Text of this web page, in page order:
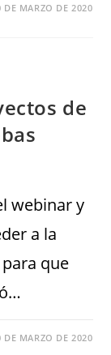
DE MARZO DE 2020
de
webinar y
a la
que
DE MARZO DE 2020